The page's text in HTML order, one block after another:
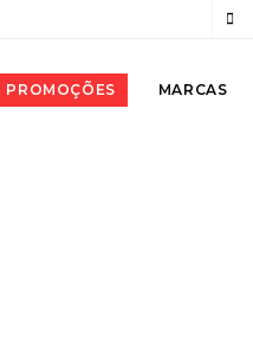
PROMOÇÕES MARCAS